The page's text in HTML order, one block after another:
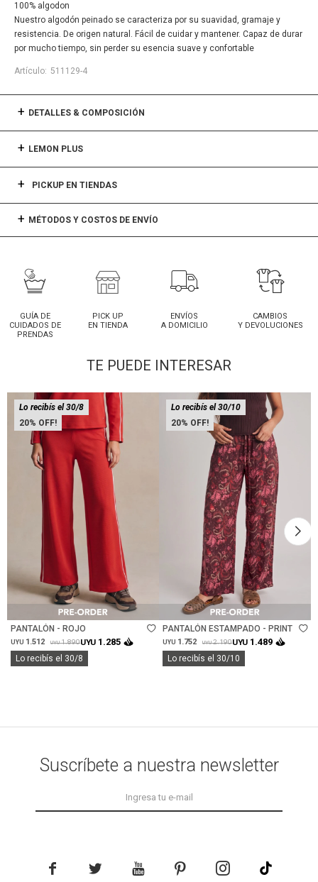
100% algodon
Nuestro algodón peinado se caracteriza por su suavidad, gramaje y
resistencia. De origen natural. Fácil de cuidar y mantener. Capaz de durar
por mucho tiempo, sin perder su esencia suave y confortable
511129-4
DETALLES & COMPOSICIÓN
LEMON PLUS
PICKUP EN TIENDAS
MÉTODOS Y COSTOS DE ENVÍO
GUÍA DE
CUIDADOS DE
PRENDAS
PICK UP
EN TIENDA
ENVÍOS
A DOMICILIO
CAMBIOS
Y DEVOLUCIONES
TE PUEDE INTERESAR
20
Lo recibís el 30/8
Talle
PANTALÓN - ROJO
UYU 1.512 UYU 1.890UYU 1.285
Lo recibís el 30/8
20
Lo recibís el 30/10
Talle
PANTALÓN ESTAMPADO - PRINT
UYU 1.752 UYU 2.190UYU 1.489
Lo recibís el 30/10
Suscríbete a nuestra newsletter
    